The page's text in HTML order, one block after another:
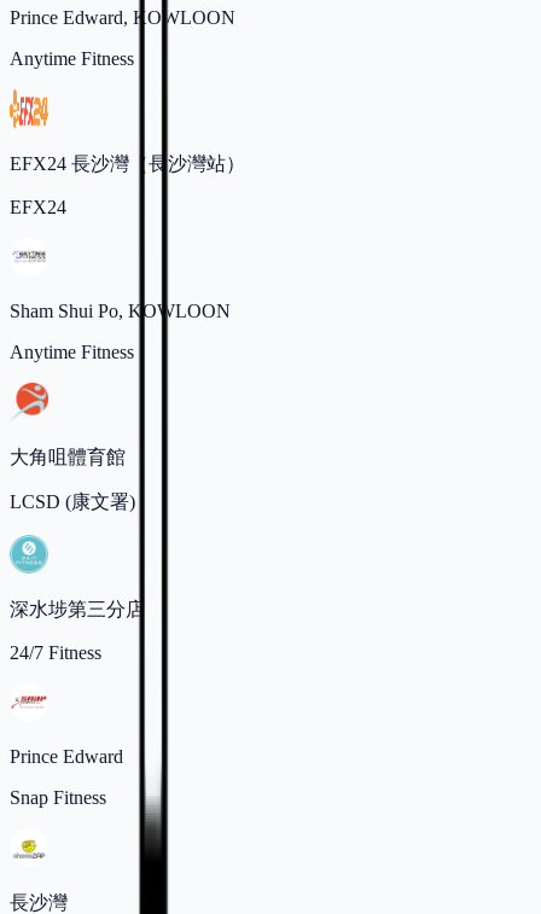
Prince Edward, KOWLOON
Anytime Fitness
EFX24 長沙灣（長沙灣站）
EFX24
Sham Shui Po, KOWLOON
Anytime Fitness
大角咀體育館
LCSD (康文署)
深水埗第三分店
24/7 Fitness
Prince Edward
Snap Fitness
長沙灣